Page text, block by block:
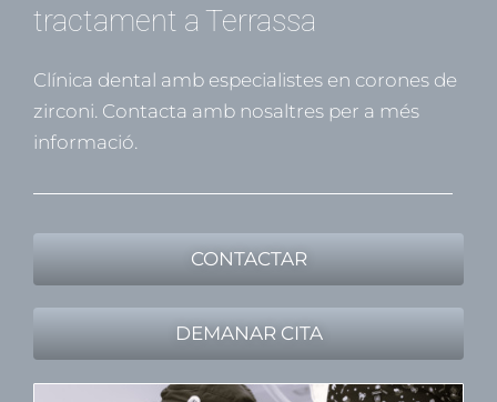
tractament a Terrassa
Clínica dental amb especialistes en corones de
zirconi. Contacta amb nosaltres per a més
informació.
CONTACTAR
DEMANAR CITA